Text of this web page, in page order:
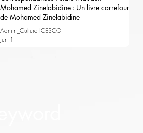
Mohamed Zinelabidine : Un livre carrefour
de Mohamed Zinelabidine
Admin_Culture ICESCO
Jun 1